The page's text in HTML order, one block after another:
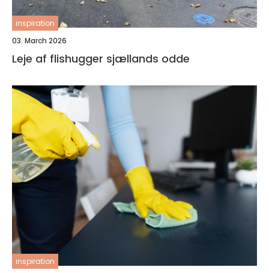
inspiration
03. March 2026
Leje af flishugger sjællands odde
inspiration